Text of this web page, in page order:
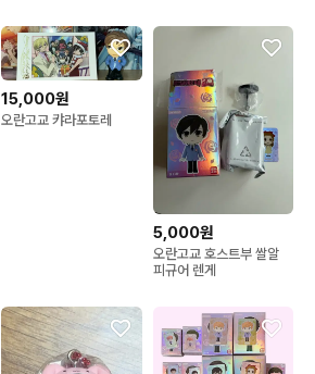
15,000원
오란고교 캬라포토레
5,000원
오란고교 호스트부 쌀알
피규어 렌게